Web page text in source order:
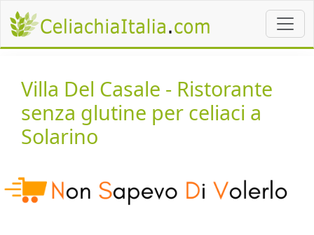
Villa Del Casale - Ristorante
senza glutine per celiaci a
Solarino